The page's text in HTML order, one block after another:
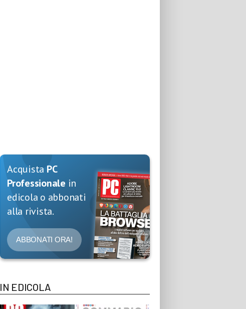
Acquista PC
Professionale in
edicola o abbonati
alla rivista.
ABBONATI ORA!
IN EDICOLA